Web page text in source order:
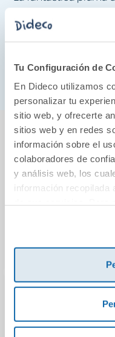
Tu Configuración de
En Dideco utilizamos
personalizar tu
sitio web, y ofrecerte
sitios web y en redes
información sobre el
colaboradores de
y análisis web, los
información recopilada
que ya
vendidos.
suspense ¡y
También
Pack Antón Piñón